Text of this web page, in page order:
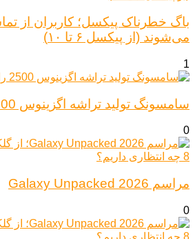
می‌شوند (از پیکسل ۶ تا ۱۰)
1
سامسونگ تولید تراشه اگزینوس 2500 را قطعی کرد
0
مراسم Galaxy Unpacked 2026
0